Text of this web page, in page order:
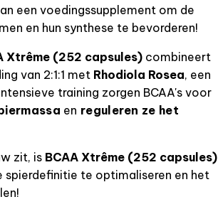
een voedingssupplement om de
en hun synthese te bevorderen!
Xtrême (252 capsules) combineert
van 2:1:1 met Rhodiola Rosea, een
training zorgen BCAA's voor
en reguleren ze het
zit, is BCAA Xtrême (252 capsules)
spierdefinitie te optimaliseren en het